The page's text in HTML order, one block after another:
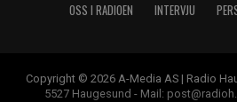
OSS I RADIOEN
INTERVJU
Copyright © 2026 A-Media AS | Radio
5527 Haugesund - Mail: